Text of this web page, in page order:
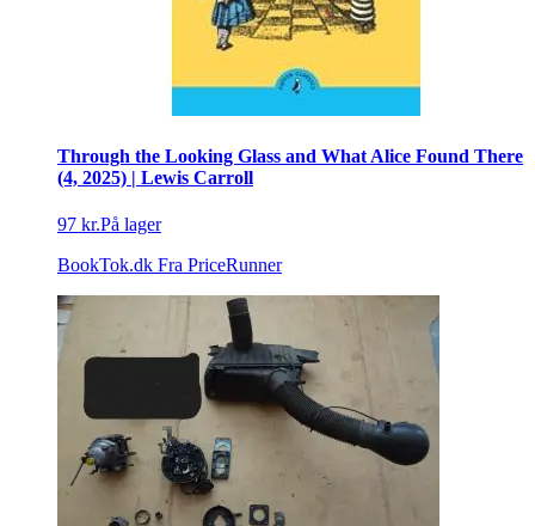
Through the Looking Glass and What Alice Found There
(4, 2025) | Lewis Carroll
97 kr.På lager
BookTok.dk Fra PriceRunner